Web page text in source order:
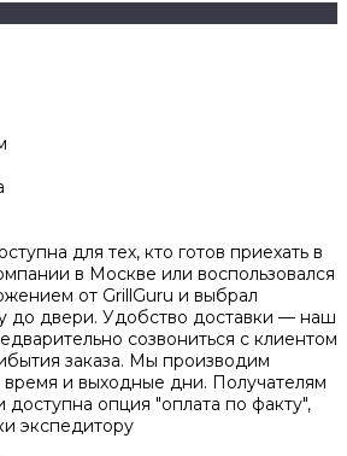
для тех, кто готов приехать в
в Москве или воспользовался
от GrillGuru и выбрал
до двери. Удобство доставки — наш
созвониться с клиентом
заказа. Мы производим
время и выходные дни. Получателям
доступна опция "оплата по факту",
экспедитору